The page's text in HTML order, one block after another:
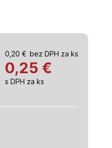
0,20 € bez DPH za ks
0,25 €
s DPH za ks